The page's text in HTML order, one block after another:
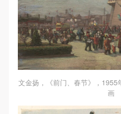
文金扬，《前门、春节》，
画